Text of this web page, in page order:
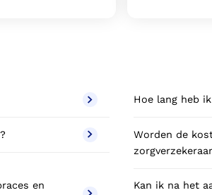
Hoe lang heb
Worden de
en
Kan ik na het